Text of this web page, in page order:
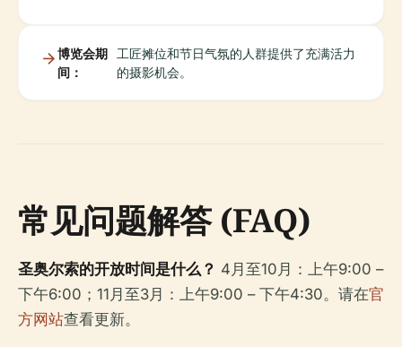
博览会期
间：
工匠摊位和节日气氛的人群提供了充满活力
的摄影机会。
常见问题解答 (FAQ)
圣奥尔索的开放时间是什么？ 4月至10月：上午9:00 –
下午6:00；11月至3月：上午9:00 – 下午4:30。请在官
方网站查看更新。